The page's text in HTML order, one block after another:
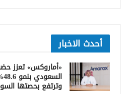
أحدث الاخبار
«أماروكس» تعزز
وترتفع بحصتها